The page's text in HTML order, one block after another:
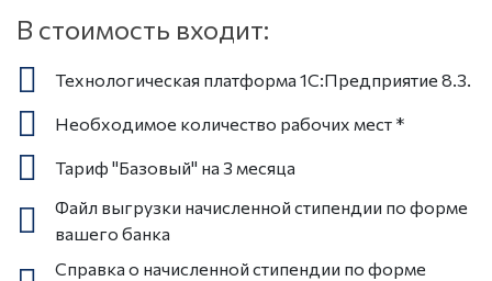
В стоимость входит:
Технологическая платформа 1С:Предприятие 8.3.
Необходимое количество рабочих мест *
Тариф "Базовый" на 3 месяца
Файл выгрузки начисленной стипендии по форме
вашего банка
Справка о начисленной стипендии по форме